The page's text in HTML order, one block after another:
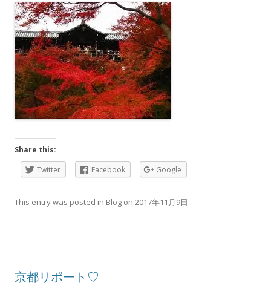
Share this:
Twitter
Facebook Google
This entry was posted in Blog on 2017年11月9日.
京都リポート♡